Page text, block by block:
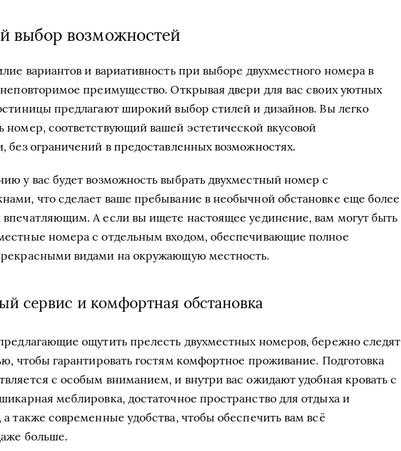
выбор возможностей
вариантов и вариативность при выборе двухместного номера в
преимущество. Открывая двери для вас своих уютных
предлагают широкий выбор стилей и дизайнов. Вы легко
номер, соответствующий вашей эстетической вкусовой
без ограничений в предоставленных возможностях.
у вас будет возможность выбрать двухместный номер с
что сделает ваше пребывание в необычной обстановке еще более
А если вы ищете настоящее уединение, вам могут быть
номера с отдельным входом, обеспечивающие полное
видами на окружающую местность.
сервис и комфортная обстановка
ощутить прелесть двухместных номеров, бережно следят
чтобы гарантировать гостям комфортное проживание. Подготовка
с особым вниманием, и внутри вас ожидают удобная кровать с
меблировка, достаточное пространство для отдыха и
также современные удобства, чтобы обеспечить вам всё
больше.